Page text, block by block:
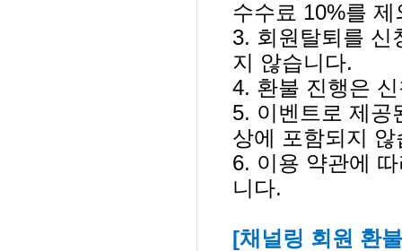
수수료 10%를 제
3. 회원탈퇴를 신
지 않습니다.
4. 환불 진행은
5. 이벤트로 제공
상에 포함되지 않
6. 이용 약관에
니다.
[채널링 회원 환